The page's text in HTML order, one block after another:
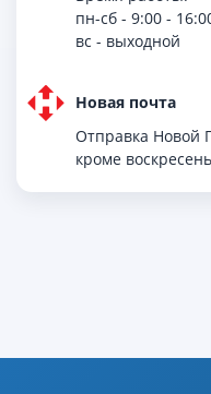
пн-сб - 9:00 -
вс - выходной
Новая почта
Отправка Новой
кроме